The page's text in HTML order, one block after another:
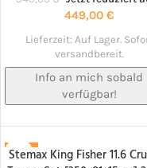
449,00€
Lieferzeit: Auf Lager.
versandbereit.
Info an mich sobald
verfügbar!
-10%
Stemax King Fisher 11.6